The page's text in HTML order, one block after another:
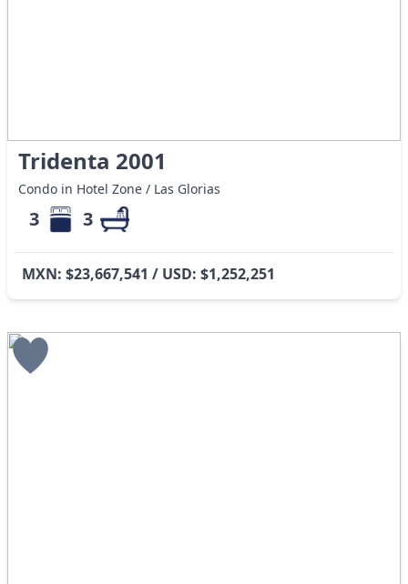
Tridenta 2001
Condo in Hotel Zone / Las Glorias
3 3
MXN: $23,667,541 / USD: $1,252,251